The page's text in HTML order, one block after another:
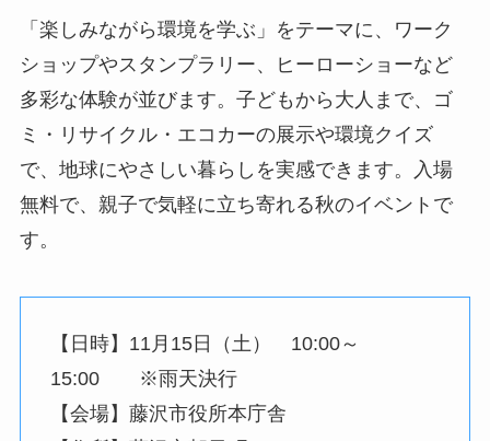
「楽しみながら環境を学ぶ」をテーマに、ワーク
ショップやスタンプラリー、ヒーローショーなど
多彩な体験が並びます。子どもから大人まで、ゴ
ミ・リサイクル・エコカーの展示や環境クイズ
で、地球にやさしい暮らしを実感できます。入場
無料で、親子で気軽に立ち寄れる秋のイベントで
す。
【日時】11月15日（土） 10:00～
15:00 ※雨天決行
【会場】藤沢市役所本庁舎